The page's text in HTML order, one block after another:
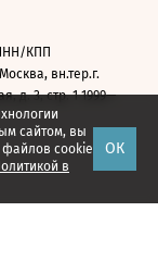
сайтом, вы
файлов cookie
в
ОК
КПП
Москва, вн.тер.г.
д. 3, стр. 1 1999—